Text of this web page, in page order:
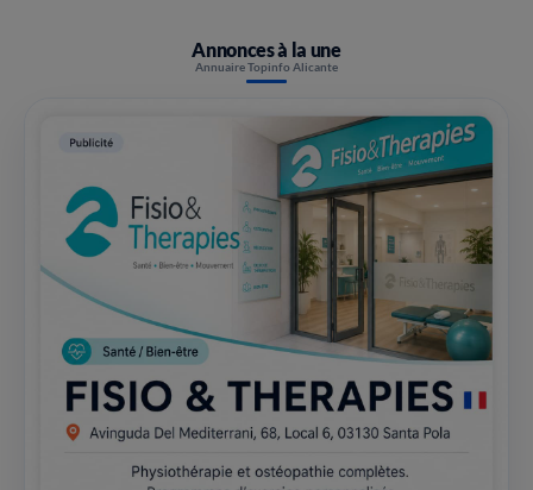
Annonces à la une
Annuaire Topinfo Alicante